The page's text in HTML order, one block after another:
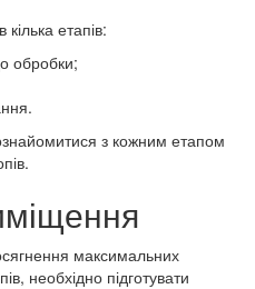
етапів:
обробки;
з кожним етапом
максимальних
необхідно підготувати